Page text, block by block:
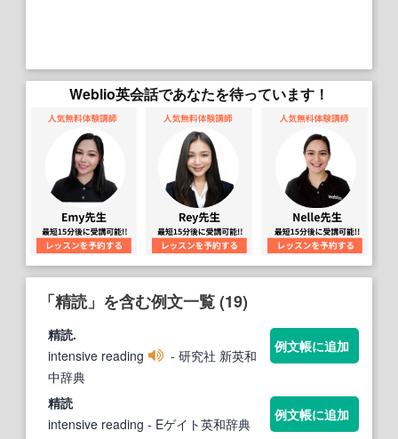
Weblio英会話であなたを待っています！
「精読」を含む例文一覧 (19)
精読.
intensive reading
- 研究社 新英和
中辞典
例文帳に追加
精読
intensive reading - Eゲイト英和辞典
例文帳に追加